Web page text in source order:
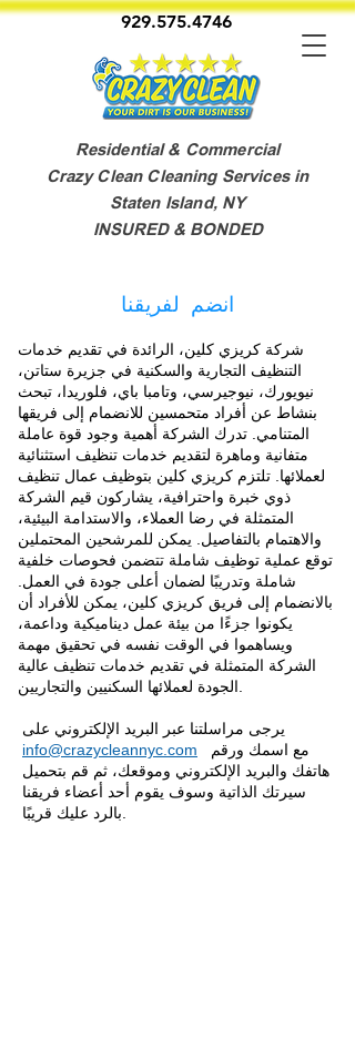
929.575.4746
Residential & Commercial
Crazy Clean Cleaning Services in
Staten Island, NY
INSURED & BONDED
انضم لفريقنا
شركة كريزي كلين، الرائدة في تقديم خدمات
التنظيف التجارية والسكنية في جزيرة ستاتن،
نيويورك، نيوجيرسي، وتامبا باي، فلوريدا، تبحث
بنشاط عن أفراد متحمسين للانضمام إلى فريقها
المتنامي. تدرك الشركة أهمية وجود قوة عاملة
متفانية وماهرة لتقديم خدمات تنظيف استثنائية
لعملائها. تلتزم كريزي كلين بتوظيف عمال تنظيف
ذوي خبرة واحترافية، يشاركون قيم الشركة
المتمثلة في رضا العملاء، والاستدامة البيئية،
والاهتمام بالتفاصيل. يمكن للمرشحين المحتملين
توقع عملية توظيف شاملة تتضمن فحوصات خلفية
شاملة وتدريبًا لضمان أعلى جودة في العمل.
بالانضمام إلى فريق كريزي كلين، يمكن للأفراد أن
يكونوا جزءًا من بيئة عمل ديناميكية وداعمة،
ويساهموا في الوقت نفسه في تحقيق مهمة
الشركة المتمثلة في تقديم خدمات تنظيف عالية
يرجى مراسلتنا عبر البريد الإلكتروني على
info@crazycleannyc.com
هاتفك والبريد الإلكتروني وموقعك، ثم قم بتحميل
سيرتك الذاتية وسوف يقوم أحد أعضاء فريقنا